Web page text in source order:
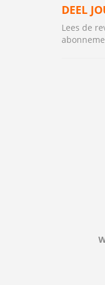
DEEL
Lees de